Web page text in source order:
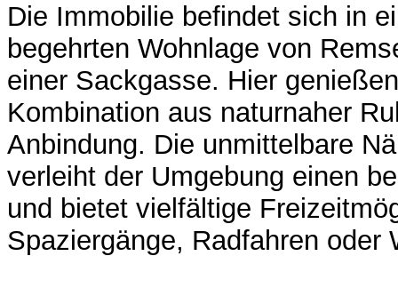
Die Immobilie befindet sich in
begehrten Wohnlage von
einer Sackgasse. Hier
Kombination aus naturnaher
Anbindung. Die unmittelbare
verleiht der Umgebung einen
und bietet vielfältige
Spaziergänge, Radfahren oder